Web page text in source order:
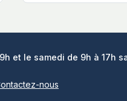
et le samedi de 9h à 17h
nous